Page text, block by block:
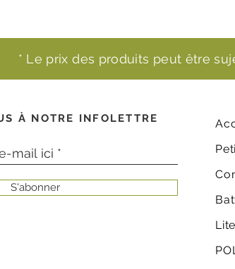
* Le prix des produits peut être
À NOTRE INFOLETTRE
S'abonner